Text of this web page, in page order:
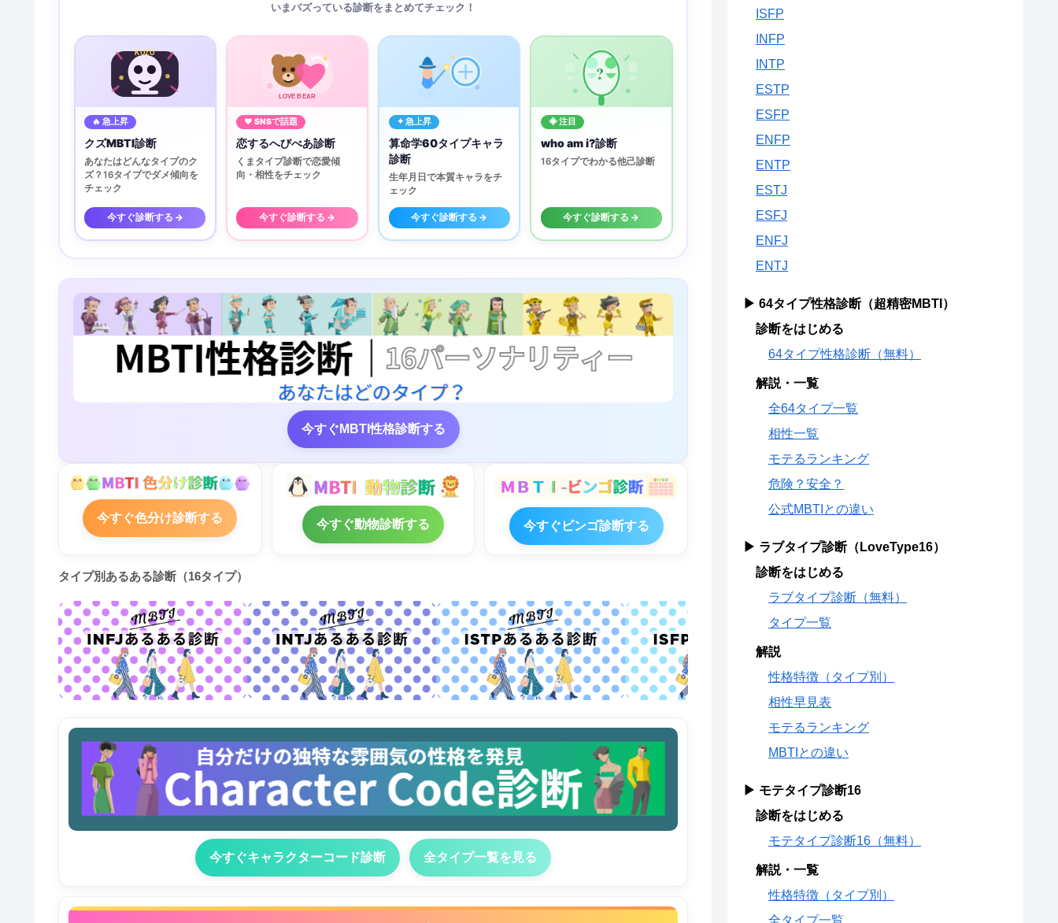
いまバズっている診断をまとめてチェック！
KUZU
🔥 急上昇
クズMBTI診断
あなたはどんなタイプのク
ズ？16タイプでダメ傾向を
チェック
今すぐ診断する →
LOVE BEAR
♥ SNSで話題
恋するへびべあ診断
くまタイプ診断で恋愛傾
向・相性をチェック
今すぐ診断する →
✦ 急上昇
算命学60タイプキャラ
診断
生年月日で本質キャラをチ
ェック
今すぐ診断する →
?
◈ 注目
who am i?診断
16タイプでわかる他己診断
今すぐ診断する →
今すぐMBTI性格診断する
今すぐ色分け診断する 今すぐ動物診断する 今すぐビンゴ診断する
タイプ別あるある診断（16タイプ）
今すぐキャラクターコード診断 全タイプ一覧を見る
ISFP
INFP
INTP
ESTP
ESFP
ENFP
ENTP
ESTJ
ESFJ
ENFJ
ENTJ
▶ 64タイプ性格診断（超精密MBTI）
診断をはじめる
64タイプ性格診断（無料）
解説・一覧
全64タイプ一覧
相性一覧
モテるランキング
危険？安全？
公式MBTIとの違い
▶ ラブタイプ診断（LoveType16）
診断をはじめる
ラブタイプ診断（無料）
タイプ一覧
解説
性格特徴（タイプ別）
相性早見表
モテるランキング
MBTIとの違い
▶ モテタイプ診断16
診断をはじめる
モテタイプ診断16（無料）
解説・一覧
性格特徴（タイプ別）
全タイプ一覧